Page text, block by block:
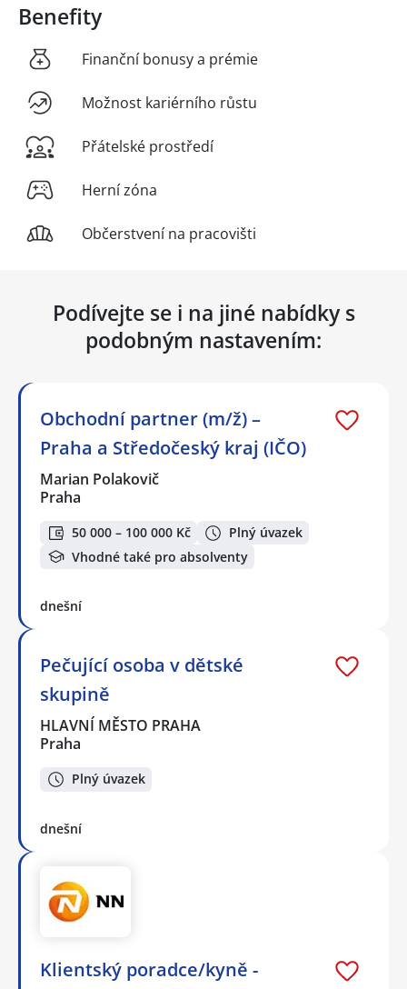
Benefity
Finanční bonusy a prémie
Možnost kariérního růstu
Přátelské prostředí
Herní zóna
Občerstvení na pracovišti
Podívejte se i na jiné nabídky s
podobným nastavením:
Obchodní partner (m/ž) –
Praha a Středočeský kraj (IČO)
Marian Polakovič
Praha
50 000 – 100 000 Kč
Plný úvazek
Vhodné také pro absolventy
dnešní
Pečující osoba v dětské
skupině
HLAVNÍ MĚSTO PRAHA
Praha
Plný úvazek
dnešní
Klientský poradce/kyně -